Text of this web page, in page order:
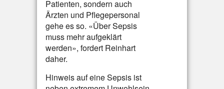
Patienten, sondern auch
Ärzten und Pflegepersonal
gehe es so. «Über Sepsis
muss mehr aufgeklärt
werden», fordert Reinhart
daher.
Hinweis auf eine Sepsis ist